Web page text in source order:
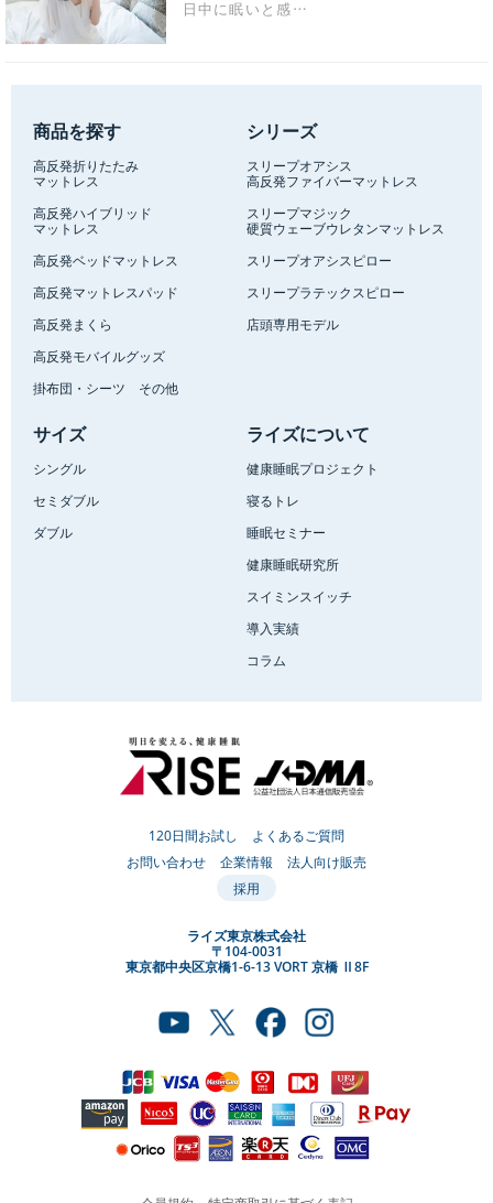
日中に眠いと感…
商品を探す
高反発折りたたみ
マットレス
高反発ハイブリッド
マットレス
高反発ベッドマットレス
高反発マットレスパッド
高反発まくら
高反発モバイルグッズ
掛布団・シーツ その他
シリーズ
スリープオアシス
高反発ファイバーマットレス
スリープマジック
硬質ウェーブウレタンマットレス
スリープオアシスピロー
スリープラテックスピロー
店頭専用モデル
サイズ
シングル
セミダブル
ダブル
ライズについて
健康睡眠プロジェクト
寝るトレ
睡眠セミナー
健康睡眠研究所
スイミンスイッチ
導入実績
コラム
120日間お試し
よくあるご質問
お問い合わせ
企業情報
法人向け販売
採用
ライズ東京株式会社
〒104-0031
東京都中央区京橋1-6-13 VORT 京橋 Ⅱ8F